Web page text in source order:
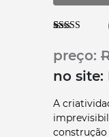
de 5, com
baseado em
avaliações de
preço:
no site:
A
construção